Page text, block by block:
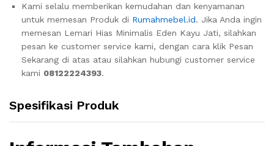
Kami selalu memberikan kemudahan dan kenyamanan
untuk memesan Produk di Rumahmebel.id. Jika Anda ingin
memesan Lemari Hias Minimalis Eden Kayu Jati, silahkan
pesan ke customer service kami, dengan cara klik Pesan
Sekarang di atas atau silahkan hubungi customer service
kami 08122224393.
Spesifikasi Produk